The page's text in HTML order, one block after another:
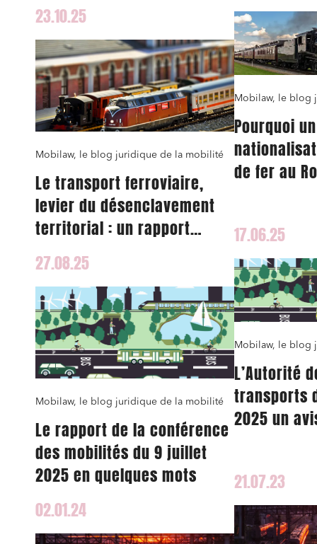
23.10.25
Mobilaw, le blog juridique de la mobilité
Le transport ferroviaire,
levier du désenclavement
territorial : un rapport
parlementaire propose une
stratégie nationale
Mobilaw, le blog
Pourquoi
de fer au
27.08.25
Mobilaw, le blog juridique de la mobilité
Le rapport de la conférence
des mobilités du 9 juillet
2025 en quelques mots
17.06.25
Mobilaw, le blog
L’Autorité
transports
2025 un
et
ligne
Marseille
02.01.24
21.07.23
Media
Droit
Projets
Droit